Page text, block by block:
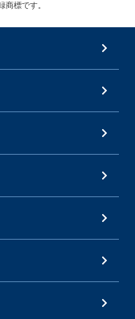
標です。